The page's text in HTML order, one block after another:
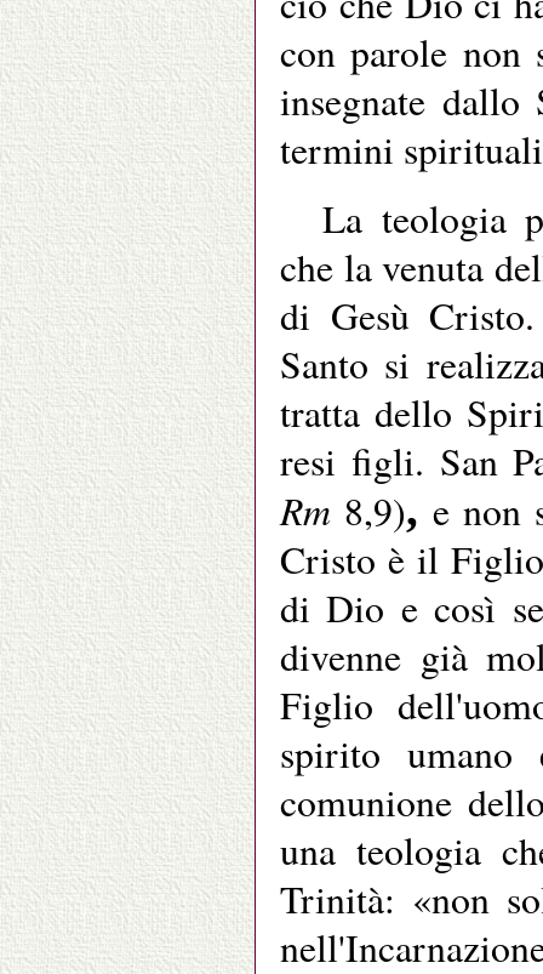
con parole non
insegnate
termini
La teologia
che la venuta
di Gesù
Santo si
tratta dello
resi figli. San
Rm 8,9), e non
Cristo è il
di Dio e così
divenne già
Figlio
spirito umano
comunione
una teologia
Trinità: «non